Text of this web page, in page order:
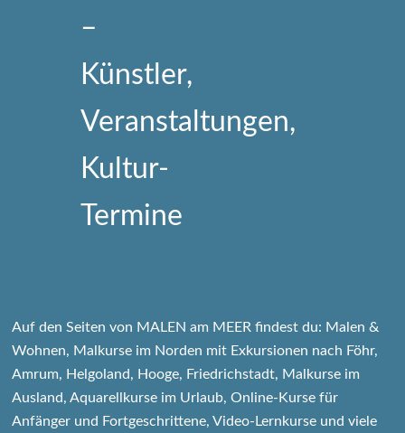
Auf den Seiten von MALEN am MEER findest du: Malen &
Wohnen, Malkurse im Norden mit Exkursionen nach Föhr,
Amrum, Helgoland, Hooge, Friedrichstadt, Malkurse im
Ausland, Aquarellkurse im Urlaub, Online-Kurse für
Anfänger und Fortgeschrittene, Video-Lernkurse und viele